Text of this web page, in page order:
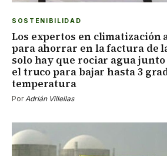
SOSTENIBILIDAD
Los expertos en climatización
para ahorrar en la factura de
solo hay que rociar agua
el truco para bajar hasta 3
temperatura
Por Adrián Villellas